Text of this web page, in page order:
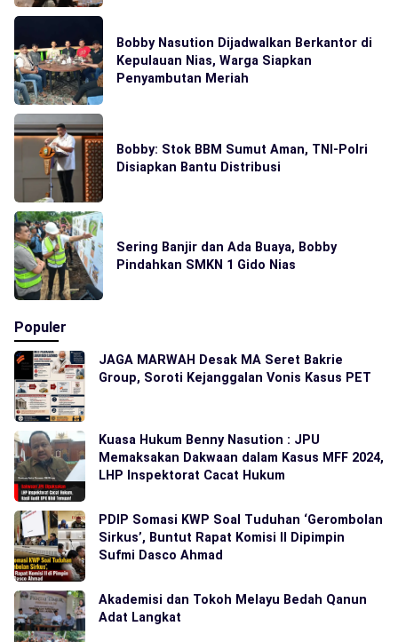
Bobby Nasution Dijadwalkan Berkantor di
Kepulauan Nias, Warga Siapkan
Penyambutan Meriah
Bobby: Stok BBM Sumut Aman, TNI-Polri
Disiapkan Bantu Distribusi
Sering Banjir dan Ada Buaya, Bobby
Pindahkan SMKN 1 Gido Nias
Populer
JAGA MARWAH Desak MA Seret Bakrie
Group, Soroti Kejanggalan Vonis Kasus PET
Kuasa Hukum Benny Nasution : JPU
Memaksakan Dakwaan dalam Kasus MFF 2024,
LHP Inspektorat Cacat Hukum
PDIP Somasi KWP Soal Tuduhan ‘Gerombolan
Sirkus’, Buntut Rapat Komisi II Dipimpin
Sufmi Dasco Ahmad
Akademisi dan Tokoh Melayu Bedah Qanun
Adat Langkat